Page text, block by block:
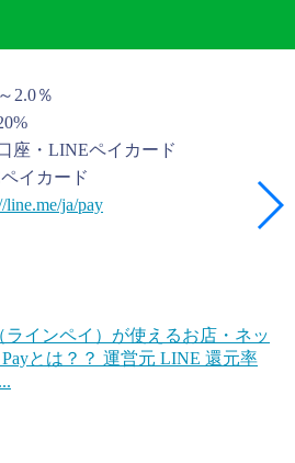
2.0％
座・LINEペイカード
イカード
line.me/ja/pay
ラインペイ）が使えるお店・ネッ
とは？？ 運営元 LINE 還元率